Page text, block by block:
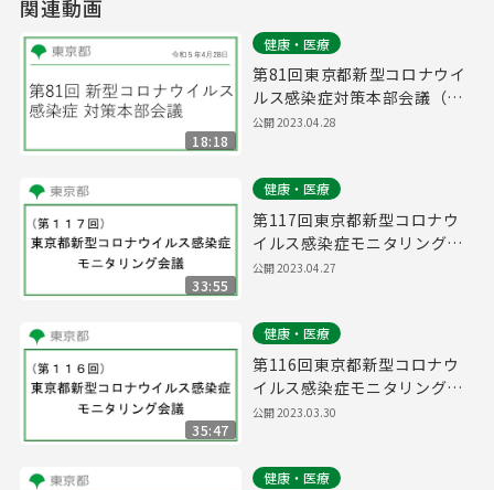
関連動画
18:18
健康・医療
第81回東京都新型コロナウイ
ルス感染症対策本部会議（令
和5年4月28日 17時00分～）
公開2023.04.28
33:55
健康・医療
第117回東京都新型コロナウ
イルス感染症モニタリング会
議(令和5年4月28日11時00分
公開2023.04.27
35:47
健康・医療
第116回東京都新型コロナウ
イルス感染症モニタリング会
議(令和5年3月30日13時00分
公開2023.03.30
健康・医療